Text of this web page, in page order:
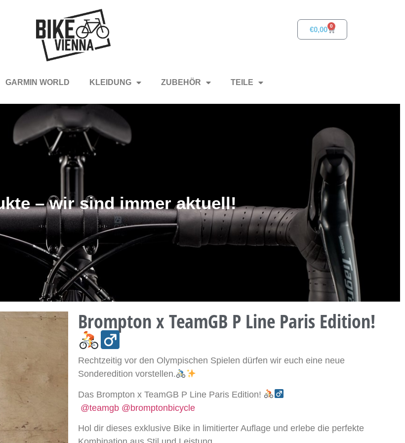
€0,00 0
GARMIN WORLD KLEIDUNG ZUBEHÖR TEILE
– wir sind immer aktuell!
Brompton x TeamGB P Line Paris Edition!
Rechtzeitig vor den Olympischen Spielen dürfen wir euch eine neue
Sonderedition vorstellen.
Das Brompton x TeamGB P Line Paris Edition!
@teamgb @bromptonbicycle
Hol dir dieses exklusive Bike in limitierter Auflage und erlebe die perfekte